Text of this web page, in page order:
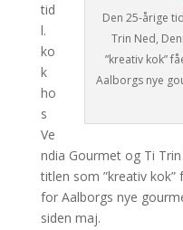
Den 25-årige
Trin Ned,
”kreativ kok”
Aalborgs nye
tid
l.
ko
k
ho
s
Ve
ndia Gourmet og Ti
titlen som ”kreativ
for Aalborgs nye
siden maj.